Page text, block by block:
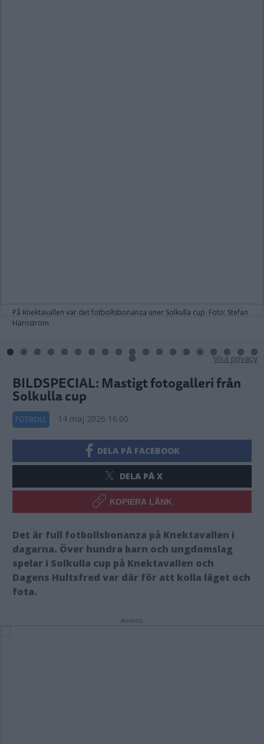
På Knektavallen var det fotbollsbonanza uner Solkulla cup. Foto: Stefan
Härnström
BILDSPECIAL: Mastigt fotogalleri från
Solkulla cup
FOTBOLL 14 maj 2026 16.00
DELA PÅ FACEBOOK
DELA PÅ X
KOPIERA LÄNK
Det är full fotbollsbonanza på Knektavallen i
dagarna. Över hundra barn och ungdomslag
spelar i Solkulla cup på Knektavallen och
Dagens Hultsfred var där för att kolla läget och
fota.
Annons:
Visa privacy